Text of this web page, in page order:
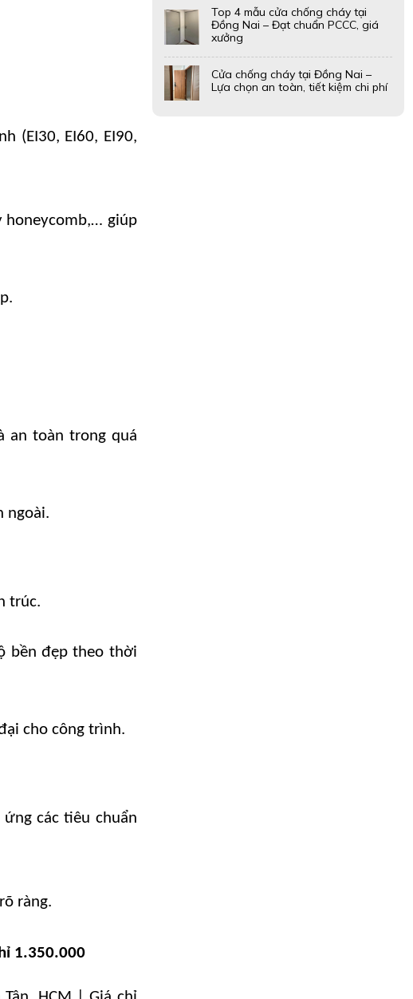
(EI30, EI60, EI90,
honeycomb,… giúp
an toàn trong quá
ngoài.
trúc.
bền đẹp theo thời
cho công trình.
các tiêu chuẩn
ràng.
1.350.000
Top 4 mẫu cửa chống cháy tại
Đồng Nai – Đạt chuẩn PCCC, giá
xưởng
Cửa chống cháy tại Đồng Nai –
Lựa chọn an toàn, tiết kiệm chi phí